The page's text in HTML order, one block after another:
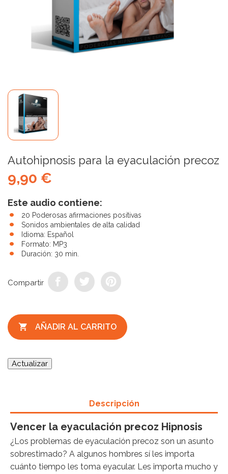
Autohipnosis para la eyaculación precoz
9,90 €
Este audio contiene:
20 Poderosas afirmaciones positivas
Sonidos ambientales de alta calidad
Idioma: Español
Formato: MP3
Duración: 30 min.
Compartir
 AÑADIR AL CARRITO
Descripción
Vencer la eyaculación precoz Hipnosis
¿Los problemas de eyaculación precoz son un asunto
sobrestimado? A algunos hombres sí les importa
cuánto tiempo les toma eyacular. Les importa mucho y